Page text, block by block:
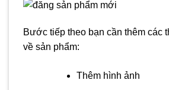
Bước tiếp theo bạn cần thêm các
về sản phẩm:
Thêm hình ảnh